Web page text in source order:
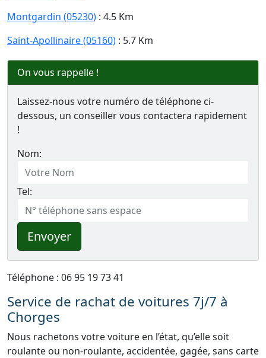
Montgardin (05230) : 4.5 Km
Saint-Apollinaire (05160) : 5.7 Km
On vous rappelle !
Laissez-nous votre numéro de téléphone ci-
dessous, un conseiller vous contactera rapidement
!
Nom:
Tel:
Envoyer
Téléphone : 06 95 19 73 41
Service de rachat de voitures 7j/7 à
Chorges
Nous rachetons votre voiture en l’état, qu’elle soit
roulante ou non-roulante, accidentée, gagée, sans carte